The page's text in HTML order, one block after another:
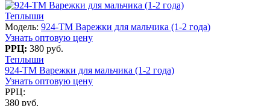
Теплыши
Модель: 924-TM Варежки для мальчика (1-2 года)
Узнать оптовую цену
РРЦ: 380 руб.
Теплыши
924-TM Варежки для мальчика (1-2 года)
Узнать оптовую цену
РРЦ:
380 руб.